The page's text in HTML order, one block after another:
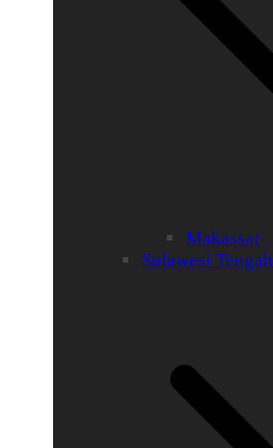
Makassar
Sulawesi Tengah